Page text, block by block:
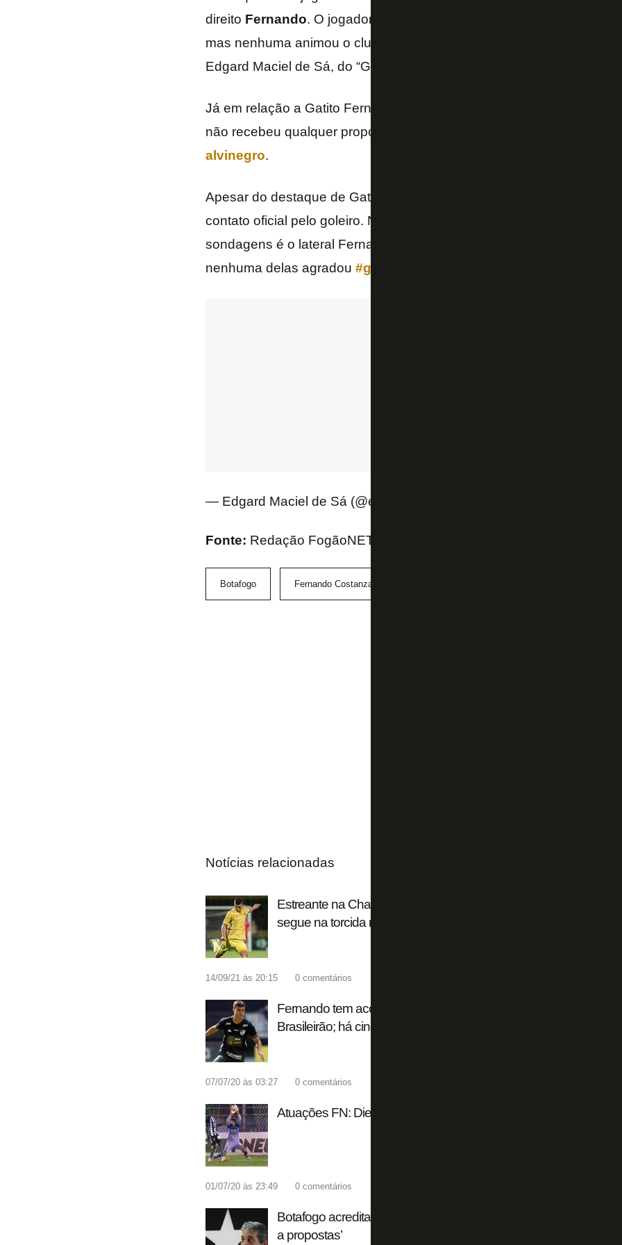
direito Fernando. O jogador, que retornou do
mas nenhuma animou o clube alvinegro. A informação foi publicada
Edgard Maciel de Sá, do “Globoesporte.com”, em seu Twitter.
Já em relação a Gatito Fernández, um dos destaques da Copa
não recebeu qualquer proposta oficial.
alvinegro.
Apesar do destaque de Gatito na Copa América, o Botafogo não
contato oficial pelo goleiro. No momento, o atleta do elenco que mais
sondagens é o lateral Fernando (jovem, titular e com passaporte
nenhuma delas agradou #gebota
— Edgard Maciel de Sá (@edmacieldesa)
Fonte: Redação FogãoNET e Twitter do Edgard Maciel de Sá
Botafogo Fernando Costanza
Notícias relacionadas
Estreante na Champions, Fernando guarda 'carinho muito
segue na torcida na Moldávia e supera críticas: 'Faz parte'
14/09/21 às 20:15 0 comentários
Fernando tem acordo com Botafogo para ser liberado para
Brasileirão; há cinco clubes interessados
07/07/20 às 03:27 0 comentários
Atuações FN: Diego Cavalieri é o melhor, laterais são o maior
01/07/20 às 23:49 0 comentários
Botafogo acredita em vendas de jogadores no segundo
a propostas’